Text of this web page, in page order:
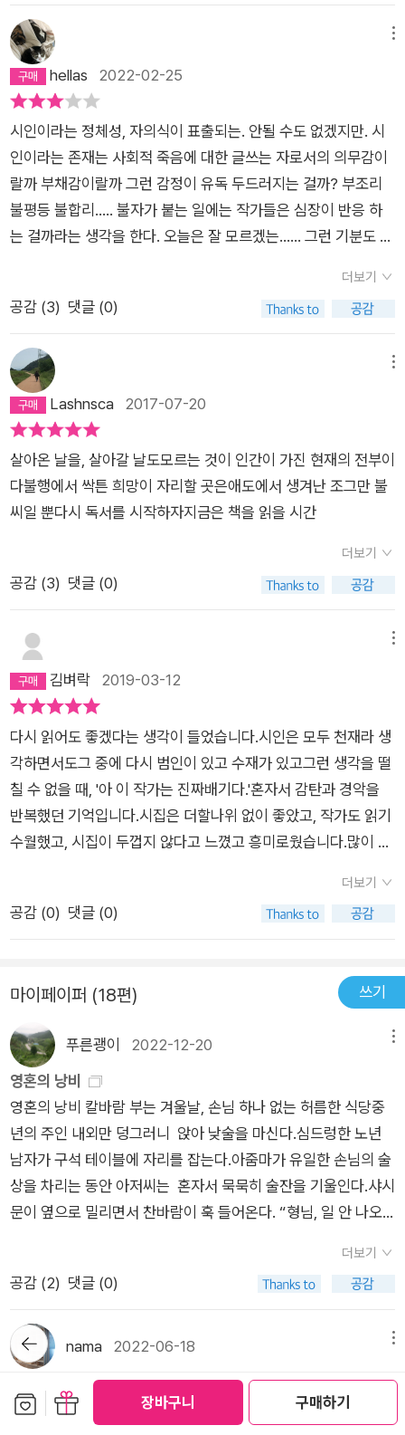
장바구니 구매하기
도 여럿 있는데 구의역 스크린도어 정비 과정에서 사망한 청년을
생각하며 쓴 시 「갈색 가방이 있던 역」, 시대와 시인이 한 몸 같이
표현되는 여러 시들( “웃음은 존재의 암흑 속에서도 반딧불이 날
아다닌다는 증거야”라고 말하는 「끝나지 않았어」, “마음의 번민
은 서로 반대인 것들이 뒤섞인 핏물/장미, 노래, 밥, 너의 손, 나의
태양……”이라고 말하는 「피」 등등), 사회학자인 시인의 특성이 여
실히 반영된 시들 「스물세 번째 인간」, 「근육의 문제」, 「국가론」,
「연극 「감자와 장미」를 위한 시놉시스」 등등), 가족과 관계와 정체
성에 대해 골똘히 생각하는 여러 시(특히 「복화술사의 구술사」처
이 시집을 통해 심보선은 ‘보들레르가 말한 앨버트로스-시
인’(“시인은 구름의 군주와 같으니,/그는 폭풍우 속을 드나들고
궁수를 우습게 여기지만,/바닥에 유배되어 조롱하는 사람들 속에
처하면 그는/거대한 날개가 방해되어 잘 걷지 못한다.”(보들레르
《악의 꽃》, 「앨버트로스」)이 바로 자신임을 보여주고 있다. 「천도
재 이후」에서 시인은 윌리엄 포크너의 소설 《As I lay dying》
의 한글 번역 제목 '내가 죽어 누워 있을 때'를 올바로 해석하면
'내가 누워 죽어가고 있을 때'가 맞다고 하면서도 잘못 번역된 제
목이 더 맘에 든다고 말했다. '어제까지 나는 인간이 확실했었으
나//오늘은 잘 모르겠어'라고 말하는 표제시 「오늘은 잘 모르겠
어」처럼 우리에게 앎과 깨달음이 꼭 올 리 만무하며 우리 선택에
있어서도 앞뒤가 명확하기 어려워서 더 그렇겠다. 이 시집은 해
인간은 왜 진실을 향하게 되는지에 대해 탁월하게 피력한다. 시인
이 이 시집에서 호명한 당나귀들(로버트 루이스 스티븐슨 《당나
귀와 함께 한 세벤느 여행》(1879), 후안 라몬 히메네스 《플라테
로와 나》(1955), 윌리엄 스타이그 《당나귀와 실베스터와 요술
조약돌》(1970))처럼 시도 끝없이 낭송되리라는 예언처럼 이 시
집은 도착했다.기형도 시집처럼 시대에 획을 긋는 시집이 있다. 2
000년 대 들어서 황병승《여장남자 시코쿠》, 김경주《나는 이 세
상에 없는 계절이다》가 그랬다고 생각하는데 심보선《오늘은 잘
한테 자율성이랑 타율성 외에도 / 신율성이라는 게 있다고 가르
쳐줬어. // 신의 계율에 따라 사는 거래. // 나는 시율성이라는 것
도 있다고 말해줬어. / 시의 운율에 따라 사는 거라고. / 신부님이
내 말에 웃었어. / 웃는 모습이 꼭 형 같았어.” (후략. <형> 69
재하지 않는다. 있지도 않은 형을 만들어 가상의 형에게 자신의
외로움과 시를 쓰는 일 등 자신의 마음을 쏟아낼 수 있는 인격에
대한 그리움, 또한 그래서 그리움의 대상이 존재하지 않는 데에
대한 외로움까지 참 기막히게 노래하기도 한다. (전략) “왜 형은
애초부터 없었던 거야? / 왜 형은 태어나지도 죽지도 않았던 거
야? / 왜 나는 슬플 때마다 둘째가 되는 거야? // 형, // 응?” (같
은 시. 73쪽) 마지막에 여기까지 읽게 되면 독자는 대책 없이 얻
다. “나는 멀어지는 시인의 뒷모습을 대고 속삭였죠. / 잘 아시겠
지만 우리는 시인이랍니다. / 오늘 우리가 응시한 것들 중에 / 적
어도 개와 아이는 움찔했겠지요. / 하지만 선량한 우리는 늘 말하
죠. / 무서워하지 말아요. 우리는 시인이랍니다.” (중략. 94~95
쪽) “나는 소원을 빌기 위해 얼굴이 빨개졌답니다. / 나는 문득 늙
은 청소부에게 소리치고 싶었지요. / 어이, 아저씨, 금요일에 나는
인간이고 싶었어요! / 나는 화들짝 깨어난 그에게 말하겠지요. /
> 부분 96쪽) 시인에겐 자신이 시인이라는 것이 벼슬이다. 이 시
바로 다음에 나오는 작품이 <나는 이제 시인이 아니랍니다>인
데 그것도 자신이 시인이 아님을 주장하여 진짜 시인임을 강조하
는 것으로 읽히는 건 어쩔 거야. 뭐 크게 틀린 일은 아니지만 시인
하지 않은 듯한 것도 당연하다는 주장. 뭐 이딴 거, 다들 잘난 맛
에 사는 거니까 마음이 넓은 독자들이 이해해주자. 물론 난 이미
까질 대로 까져서, 시인들의 이런 특권 주장을 들으면 저절로 가
운데 손가락 하나만 위로 치켜지는 현상을 금할 수 없다. (불민한
내 경우에 국한해서 얘기하자면) 실생활에서 엮인 시인들은, 이
놈이나 저년이나 어찌 그리 하나같이 못됐는지, 아휴! 혹시 시인
은 헤르마프로디토스라서 그들끼리만 서로 이해할 수 있다고, 그
리하여 ‘우리 시인들은 그렇다’라고 말하는 거 아냐? 난 그렇게
읽히는데, 만일 옹졸한 내 생각이 맞다면 이렇게 말하리라. “가식
형했다.) 읽는 사람에 따라 (당연히!) 다르겠지만 내가 제일 재미
나게 읽은 시는 무지하게 긴 시 두어 개 이후에 나오는 시집의 마
지막 작품 <리던던시>. Redundancy, 사전 상 해석에 의하면
듣기만 해도 살벌한 ‘정리해고’는 아니겠고 ‘불필요한 중복’이란
뜻도 있는데 이건가? 아닌가? 제목이 어떤 의미를 갖고 있던 그
건 별개로 하고 일단 읽어보시라. 리던던시 이 살픈 머을에 나 훈
저 가하 모아 구름우에 망실히 사녀리메. 저 눞인 해롬우에 요살
은 가루 눠고 묘살은 세루 눠요. 온 새랑이 서모 삮여 무릍 아훔
닐째 머하면 동념을 아지라지메. 뚜렁 서랑 꾸렁 마랑 옵고 만시
나니 이 웊에 까막이 아이닐꼬나. 어뮈여, 우라 잠아에 꾸암만 옵
고 만시나니 저 섶에 기럭이 아이닐꼬나. 고오면 가옵구 서오면
서롭다구 어모하모 거오룩지메. 아라리 던던시롬, 아라리 던던시
랑, 저니어어는 보자하굼 저 너어어믄 자자하굼. 살픈 달옴 우방
지에 다슴마듬 모초록안 오도록히 설펴가메, 이러부낭 저러부낭
삼은 삼답헤 삼다지요. 이러부낭 저러부낭 검은 겁답헤 검다지요.
길세 웊 언닥지난 걔 실을 기리기리 달퍼가메. 한아리에 무유쁜
살믄 꾸암에 누고누벼 모덤 잩게 다홈 모덤 잩게 눈가마메. 어뮈
여, 어뮈여. 훈저 사라가겐 훈저 주거가메. 완옥히 주거 아라리 던
하는 것인지, 수원에 이어 용인 땅도 내 것으로 삼으려고 그러는
지 쿵~ 찜해두는 영역이 자꾸만 늘어나서 정말 걱정이야.(아, 아
니다. 땅 한 뙈기도 갖지 못했다는 말은 수정되어야겠구나. 40년
가까운 낡은 아파트의 지분이 반 있는데, 비록 또 그중 반은 대출
이기는 해도. 어쨌든 몇 평 정도는 내 몫의 땅이 있기는 하다. 그
래서 수정~땅땅. 이렇게 해 놓으면 덜 넘어지게 될지도 몰라.) 그
래도 맨날 빨빨거리며 걸어 다니고 있잖아. 하루에 두 시간에서
네 시간씩 걸어다는 건 기본인 것 같은데. 언제였는지 본 기억이
있는데 인도의 공사가 제대로 마무리되어 있지 않은 곳에서 사고
는 생각을 하면서 걸었어. 만약 내게 그런 일이 일어난다면 나는
어느 쪽일까? 아닌 걸 아니라고 당당하게 맞서는 사람의 용기는
부럽고, 꼭 그런 사람도 있어야 한다고 응원하지만 나는 혼자 끙
끙대고 말겠지. 나란 사람이 나를 위해서 무슨 일을 벌일 사람이
아니지. 그러니까 그냥 조심하자 그렇게 티셔츠가 조금 젖을 만큼
의 땀이 찬 상태로 늦지 않게 출근을 했고 예상대로 『그 남자네
어서 쓴 글이어서 읽을 분량이 줄어든 이유도 있었지만 술술 잘
읽히는 책이야. 그런데, 그런데 말이지. 분명 다 아는 내용이고 읽
었던 책인데도 처음인 것 같아. 기억이 날아가서 그런 걸 테지만
꼭 그럴까? 오래된 글인데 신선한 그 이유를 잘 모르겠어. 다시
읽고 있는 선생님이 책이 현재까지는 다 그래. 다음에 읽을 건 『아
라고 생각은 하지만 솔직히 잘 모르겠어. 가지고 있는 선생님 책
들을 다 읽으면 나머지는 도서관에서 빌려다 읽을 생각이야. '책
을 줄여야겠다'라는 스스로의 약속을 지키려고는 하는데 지킬 수
있을지는 정말 모르겠어. 『오늘은 잘 모르겠어』는 시집치고는
꽤 두꺼워. 전체적으로 시들도 긴 편이어서 호흡이 힘들어지고 어
려운 느낌이 마구마구 들어. 그나마 [독서의 시간]은 짧은 편에
속하고 마침, 독서의 시간을 마쳤잖아. '그 책에는 이별 이야기
가 있을까/ 어쩌면 네가 지금 막 귀퉁이를 접고 있는 페이지에'
[그 남자의 집]은 결국은 이별 이야기야. 그 남자의 집과, 그 남자
별에 대해/ 모든 이별은 결국 같은 종류의 죽음이라는 사실에 대
해' 이 책상에 앉아 있는 시간처럼 죽음에 골똘한 적이 있을까 싶
어. '모든 이별은 결국 죽음이라는 사실에 대해' 생각하고 그 사실
켜보고 있는 거지. [독서의 시간]이 귀에서 속삭이는 것처럼 쏙쏙
시가 많았다. 가로등 없는 골목길을 오 리를 십 리, 이십 리로 늘
여서 걸으면서, 또는 삼선교의 포장마차집의 새파랗고도 어둑시
근한 카바이트 불빛이 무대조명처럼 절묘하게 투영된 자리에서,
그는 나직하고도 그윽하게 정지용, 한하운의 시를 암송하곤 했다.
그 남자는 그 밖에도 많은 시인들의 시를 외우고 있었지만 내가
누구의 시라는 걸 알고 들은 건 그 두 시인의 시가 고작이었다. 포
장마찻집에서는 딴 손님이 없을 때에만 그런 객쩍은 짓을 했기 때
는 사치를 한 것 같다고 고마워했다. 나에겐 그 소리가 박수보다
더 적절한 찬사로 들렸다. 우리에게 시가 사치라면 우리가 누린
물질의 사치는 시가 아니었을까. 그 암울하고 극빈하던 흉흉한 전
시를 견디게 한 것은 내핍도 원한도 이념도 아니고 사치였다. 시
였다. [그 남자의 집 p44]​​ '그 암울하고 극빈하던 흉흉한 전시
를 견디게 한 것은 내핍도 원한도 이념도 아니고 사치였다. 시였
다.' 이 한 줄의 문장으로도 [그 남자의 집]을 다시 읽는 [독서의
가 없다는 건 심보선 시인 이야기겠지. 헤어진 아내를 가르친 선
생님을 만나는 이야기도 있다. 그것도 어떤 슬픈 마음에서 쓴 걸
거다. 헤어진 사람을 아는 사람을 만나는 건 마음 편하지 않을 것
니고 시인, 소설가 다 모르는구나. 책을 보고 그걸 조금이라도 알
수 있다면 좋겠지만 책을 봐도 그 사람을 다 알기 어렵다. 그저 조
금 짐작할 뿐이다. 그런데 다른 사람은 작가를 잘 아는 듯하다. 어
디선가 작가가 자기 이야기를 쓴 글을 본 건지 책을 보고 읽어 낸
건지. 그런 거 몰라도 큰일은 없다. 시인이나 소설가는 그저 시와
소설을 봐달라고 할 거다. 소설은 소설가가 조금 담기지만 시는
더 많이 담기지 않을까 싶다. 예전에는 이것도 잘 몰랐는데. 어제
알게 되는 건 그리 많지 않다. 오늘 모르면 내일은 알 수 있을까.
이것도 쉬운 일이 아니다. 알려고 해야 알 수 있을 거다. 모르는
건 모르는대로 내버려둬도 괜찮을까. 나도 모르겠다. 시집 제목이
‘오늘은 잘 모르겠어’여서 이런 말을 했구나. 나는 오늘 내게 영
감을 주곤 했던 노을빛이누군가의 자동차와누군가의 그림자와누
군가의 지붕에 깃드는 것을무연히 바라보고 있습니다. 노트에 묻
은 마지막 지문은 수년 전의 것.지금 어딘가 나 아닌 다른 사람은
직이기 시작합니다. 나는 그 사람이 부럽습니다.오늘 밤 그 사람
은 시인이지만나는 그렇지 않습니다.시는 쓰지 않고 다만시 쓰는
생각에 젖어 있을 뿐.그 생각도 그리 오래가지는 않습니다. 나는
오늘 내 목소리를 따라가지 않습니다.어떤 그늘에서도어떤 침묵
의 순간에도어떤 꿈의 영상 속에서도나는 오늘 외로운 천사의흐
느낌을 따라가지 않습니다. 나는 내 목소리가 죽은 원천을 바라봅
던 자그마한 장소.망상에 빼앗긴 소망의 메마른 우물. 나는 기억
들을 더듬어봅니다.사람들과 하는 입맞춤과 악수와 포옹.주먹 속
에 웅크리고 있지만주먹을 펼치면 사라지는 새.모든 얼굴들에 숨
은레몬 씹는 아이의 싱그러운 찡그림.아아, 그 모든 생명력들을
떠올려봅니다. 하지만 나는 이제 시인이 아니랍니다.아주아주 거
대한 무언가가 내 곁을 스쳐 지나간다한들나는 더 이상 할 말이
없습니다.최선을 다해 말한다 해도“아주아주 거대한 무언가
자리.집중력이 생기는 자리.고독이 생기는 자리. 시인의 자아란
무엇일까요?뜨겁고 달콤한 영혼의 입자들이 뭉쳤다 부서지는창
문이 너무 많은 어두운 방.창문이 하나도 없는 빛나는 방…… 내가
시인이었을 때 나는“이제 고통은 그만! 하지만 행복이여, 내게 다
가오지 마라!”외치면서 시 쓰기를 멈추지 않았습니다. 내가 시인
이었을 때 나는눈앞의 사물을, 그것이 머나먼 목적지가 될 때까지
오랫동안 바라보곤 했습니다. 그러던 어느 날 아침나는 아주 평범
한 사람으로 일어나 기지개를 켰습니다.그때 어떤 깨달음처럼 나
는 더 이상내가 시인이어야 할 까닭이 없다는 생각이 들었습니다.
나는 평소처럼 노모에게 인사를 하고 출근을 했습니다.그날부터
나는 시인이기를 멈췄습니다. 오늘 밤 나는 시인이 아닙니다.오늘
밤 집으로 돌아가는 많은 사람들도 시인이 아닙니다.우리는 시는
행복은 나에게 도달할까?그저 그런 빤한 염려에 젖어있을 뿐입
니다. 하지만 나는 압니다.오늘 밤 이 세상에 한 사람은 반드시 시
인입니다.오늘 밤 누군가가 시를 쓰고 있다면그것은 충분합니
다. 그러니 무슨 상관이겠습니까?내가 시인이건 아니건내가 월
급쟁이건 아니건내가 장남이건 아니건도대체 무슨 상관이겠습니
hellas 2022-02-25
시인이라는 정체성, 자의식이 표출되는. 안될 수도 없겠지만. 시
인이라는 존재는 사회적 죽음에 대한 글쓰는 자로서의 의무감이
랄까 부채감이랄까 그런 감정이 유독 두드러지는 걸까? 부조리
불평등 불합리..... 불자가 붙는 일에는 작가들은 심장이 반응 하
는 걸까라는 생각을 한다. 오늘은 잘 모르겠는...... 그런 기분도 좀
중- 무엇보다 침묵이 있었을 것이다.-심보르스카를 추억하며 중-
그때 나는 생각했다네 우리는 세상일에 대해 이견이 거의 없지 하
Nov. #오늘은잘모르겠어 #심보선
더보기
공감 (3) 댓글 (0)
Lashnsca 2017-07-20
살아온 날을, 살아갈 날도모르는 것이 인간이 가진 현재의 전부이
다불행에서 싹튼 희망이 자리할 곳은애도에서 생겨난 조그만 불
씨일 뿐다시 독서를 시작하자지금은 책을 읽을 시간
더보기
공감 (3) 댓글 (0)
김벼락 2019-03-12
다시 읽어도 좋겠다는 생각이 들었습니다.시인은 모두 천재라 생
각하면서도그 중에 다시 범인이 있고 수재가 있고그런 생각을 떨
칠 수 없을 때, '아 이 작가는 진짜배기다.'혼자서 감탄과 경악을
반복했던 기억입니다.시집은 더할나위 없이 좋았고, 작가도 읽기
수월했고, 시집이 두껍지 않다고 느꼈고 흥미로웠습니다.많이 읽
더보기
공감 (0) 댓글 (0)
마이페이퍼 (18편) 쓰기
푸른괭이 2022-12-20
영혼의 낭비
영혼의 낭비 칼바람 부는 겨울날, 손님 하나 없는 허름한 식당중
년의 주인 내외만 덩그러니 앉아 낮술을 마신다.심드렁한 노년
남자가 구석 테이블에 자리를 잡는다.아줌마가 유일한 손님의 술
상을 차리는 동안 아저씨는 혼자서 묵묵히 술잔을 기울인다.샤시
문이 옆으로 밀리면서 찬바람이 훅 들어온다. “형님, 일 안 나오
내이자 식당 사장인 여자는 양 날개를 퍼덕이며 선혈을 토해낸
다. '당장 안 나가, 엉! 내가 당신한테 일을 나가라는 건 자존심 구
기면서 돈 몇 푼 벌어오라는 게 아니야. 그깟 돈, 백 만원 벌고 그
백 만원 다 술 퍼 마셔도 돼. 사내가 밥 숟가락 놓으면 냉큼 나가
야지, 집구석에서 이러고 있는 게 뭔지 알아? 이건 영혼을 낭비
하는 짓이야!' 12색 크레파스로 마구 칠한 것 같은 화장은 촌티가
풀풀 나고푸석푸석 라면 파마 머리는 추의 미학조차 느껴지지 않
더보기
공감 (2) 댓글 (0)
nama 2022-06-18
누군가의 글을 읽고 심보선의 <형>이라는 시를 읽기 위해 책을
뒤로가
기